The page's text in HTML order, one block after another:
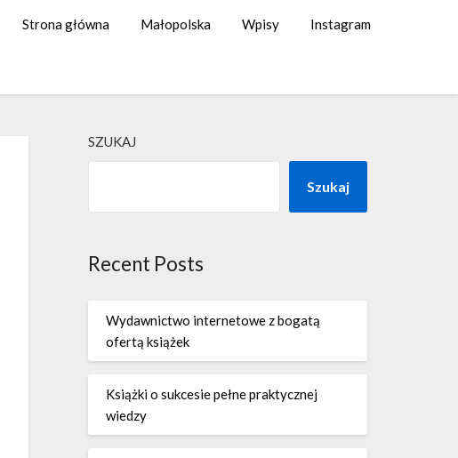
Strona główna Małopolska Wpisy Instagram
SZUKAJ
Szukaj
Recent Posts
Wydawnictwo internetowe z bogatą
ofertą książek
Książki o sukcesie pełne praktycznej
wiedzy